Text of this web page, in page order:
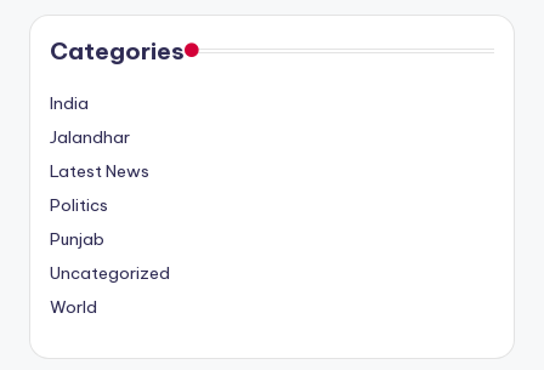
Categories
India
Jalandhar
Latest News
Politics
Punjab
Uncategorized
World